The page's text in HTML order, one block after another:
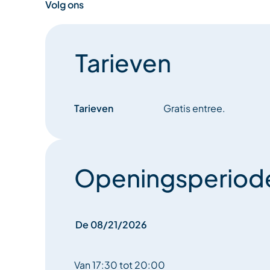
Volg ons
Tarieven
Tarieven Gratis entree.
De 08/21/2026
Van 17:30 tot 20:00